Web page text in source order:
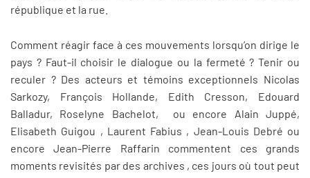
république et la rue.
Comment réagir face à ces mouvements lorsqu’on dirige le
pays ? Faut-il choisir le dialogue ou la fermeté ? Tenir ou
reculer ? Des acteurs et témoins exceptionnels Nicolas
Sarkozy, François Hollande, Edith Cresson, Edouard
Balladur, Roselyne Bachelot, ou encore Alain Juppé,
Elisabeth Guigou , Laurent Fabius , Jean-Louis Debré ou
encore Jean-Pierre Raffarin commentent ces grands
moments revisités par des archives , ces jours où tout peut